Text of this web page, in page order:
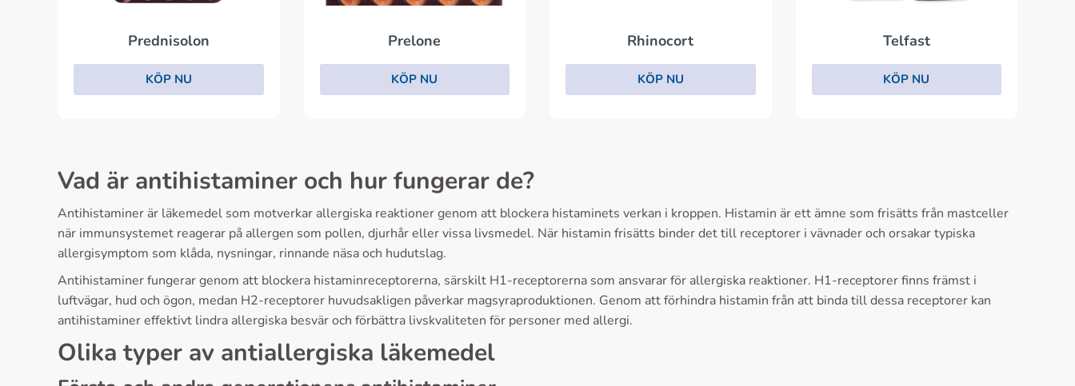
Prednisolon
KÖP NU
Prelone
KÖP NU
Rhinocort
KÖP NU
Telfast
KÖP NU
Vad är antihistaminer och hur fungerar de?
Antihistaminer är läkemedel som motverkar allergiska reaktioner genom att blockera histaminets verkan i kroppen. Histamin är ett ämne som frisätts från mastceller
när immunsystemet reagerar på allergen som pollen, djurhår eller vissa livsmedel. När histamin frisätts binder det till receptorer i vävnader och orsakar typiska
allergisymptom som klåda, nysningar, rinnande näsa och hudutslag.
Antihistaminer fungerar genom att blockera histaminreceptorerna, särskilt H1-receptorerna som ansvarar för allergiska reaktioner. H1-receptorer finns främst i
luftvägar, hud och ögon, medan H2-receptorer huvudsakligen påverkar magsyraproduktionen. Genom att förhindra histamin från att binda till dessa receptorer kan
antihistaminer effektivt lindra allergiska besvär och förbättra livskvaliteten för personer med allergi.
Olika typer av antiallergiska läkemedel